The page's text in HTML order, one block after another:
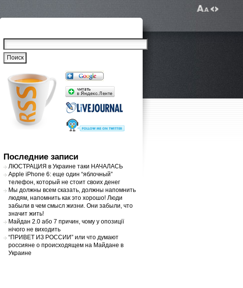
Последние записи
ЛЮСТРАЦИЯ в Украине таки НАЧАЛАСЬ
Apple iPhone 6: еще один “яблочный”
телефон, который не стоит своих денег
Мы должны всем сказать, должны напомнить
людям, напомнить как это хорошо! Люди
забыли в чем смысл жизни. Они забыли, что
значит жить!
Майдан 2.0 або 7 причин, чому у опозиції
нічого не виходить
“ПРИВЕТ ИЗ РОССИИ” или что думают
россияне о происходящем на Майдане в
Украине